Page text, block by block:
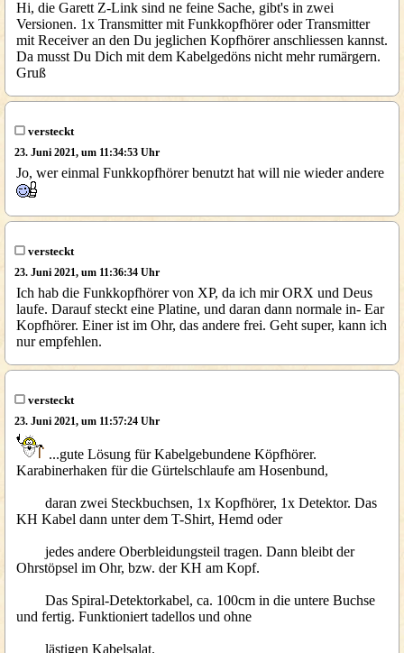
Hi, die Garett Z-Link sind ne feine Sache, gibt's in zwei
Versionen. 1x Transmitter mit Funkkopfhörer oder Transmitter
mit Receiver an den Du jeglichen Kopfhörer anschliessen kannst.
Da musst Du Dich mit dem Kabelgedöns nicht mehr rumärgern.
Gruß
versteckt
23. Juni 2021, um 11:34:53 Uhr
Jo, wer einmal Funkkopfhörer benutzt hat will nie wieder andere
versteckt
23. Juni 2021, um 11:36:34 Uhr
Ich hab die Funkkopfhörer von XP, da ich mir ORX und Deus
laufe. Darauf steckt eine Platine, und daran dann normale in- Ear
Kopfhörer. Einer ist im Ohr, das andere frei. Geht super, kann ich
nur empfehlen.
versteckt
23. Juni 2021, um 11:57:24 Uhr
...gute Lösung für Kabelgebundene Köpfhörer.
Karabinerhaken für die Gürtelschlaufe am Hosenbund,
daran zwei Steckbuchsen, 1x Kopfhörer, 1x Detektor. Das
KH Kabel dann unter dem T-Shirt, Hemd oder
jedes andere Oberbleidungsteil tragen. Dann bleibt der
Ohrstöpsel im Ohr, bzw. der KH am Kopf.
Das Spiral-Detektorkabel, ca. 100cm in die untere Buchse
und fertig. Funktioniert tadellos und ohne
lästigen Kabelsalat.